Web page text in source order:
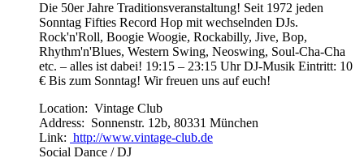
Die 50er Jahre Traditionsveranstaltung! Seit 1972 jeden
Sonntag Fifties Record Hop mit wechselnden DJs.
Rock'n'Roll, Boogie Woogie, Rockabilly, Jive, Bop,
Rhythm'n'Blues, Western Swing, Neoswing, Soul-Cha-Cha
etc. – alles ist dabei! 19:15 – 23:15 Uhr DJ-Musik Eintritt: 10
€ Bis zum Sonntag! Wir freuen uns auf euch!
Location: Vintage Club
Address: Sonnenstr. 12b, 80331 München
Link: http://www.vintage-club.de
Social Dance / DJ